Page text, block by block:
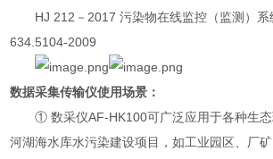
HJ 212－2017 污染物在线监控（监测）
634.5104-2009
数据采集传输仪使用场景：
① 数采仪AF-HK100可广泛应用于各种生
河湖海水库水污染建设项目，如工业园区、厂